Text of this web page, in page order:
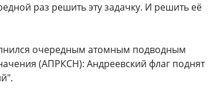
раз решить эту задачку. И решить её
очередным атомным подводным
(АПРКСН): Андреевский флаг поднят